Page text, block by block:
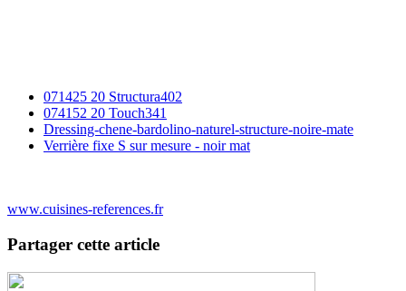
071425 20 Structura402
074152 20 Touch341
Dressing-chene-bardolino-naturel-structure-noire-mate
Verrière fixe S sur mesure - noir mat
www.cuisines-references.fr
Partager cette article